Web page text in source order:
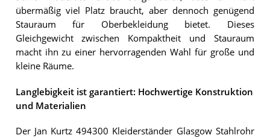
übermäßig viel Platz braucht, aber dennoch genügend
Stauraum für Oberbekleidung bietet. Dieses
Gleichgewicht zwischen Kompaktheit und Stauraum
macht ihn zu einer hervorragenden Wahl für große und
kleine Räume.
Langlebigkeit ist garantiert: Hochwertige Konstruktion
und Materialien
Der Jan Kurtz 494300 Kleiderständer Glasgow Stahlrohr